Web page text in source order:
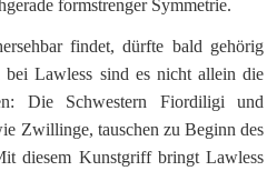
formstrenger Symmetrie.
findet, dürfte bald gehörig
bei Lawless sind es nicht allein die
Die Schwestern Fiordiligi und
Zwillinge, tauschen zu Beginn des
diesem Kunstgriff bringt Lawless